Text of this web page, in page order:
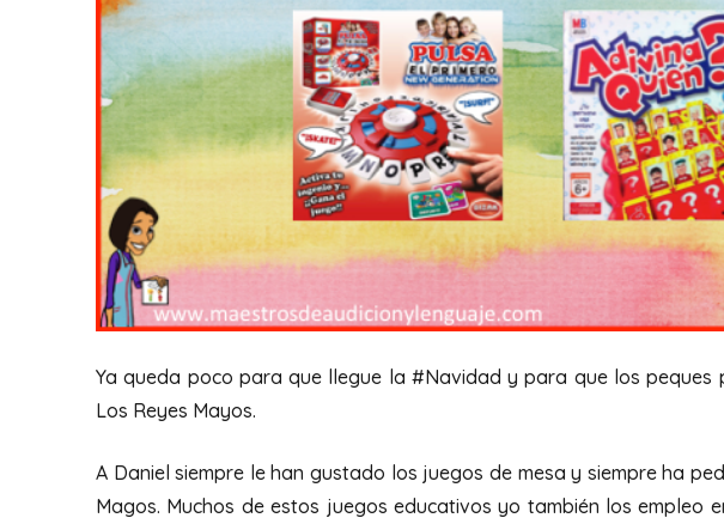
Ya queda poco para que llegue la #Navidad y para que los peques
Los Reyes Mayos.
A Daniel siempre le han gustado los juegos de mesa y siempre ha
Magos. Muchos de estos juegos educativos yo también los empleo